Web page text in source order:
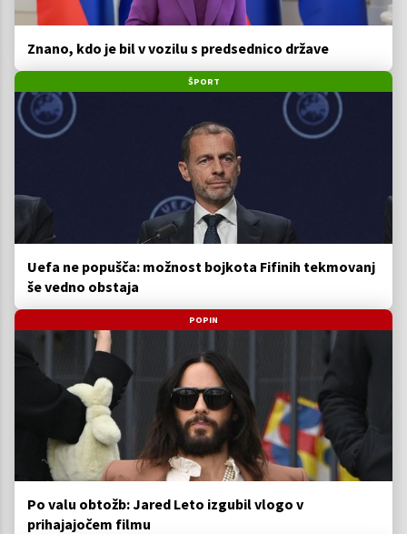
Znano, kdo je bil v vozilu s predsednico države
ŠPORT
Uefa ne popušča: možnost bojkota Fifinih tekmovanj
še vedno obstaja
POPIN
Po valu obtožb: Jared Leto izgubil vlogo v
prihajajočem filmu